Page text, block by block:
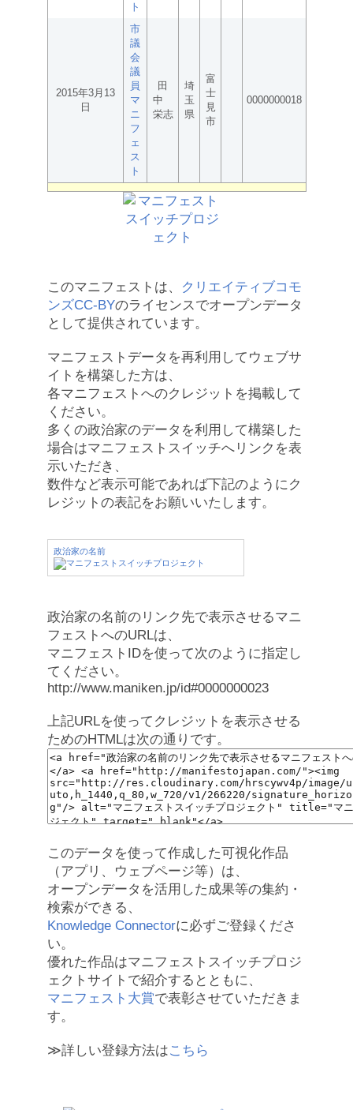
ト
2015年3月13
日
市
議
会
議
員
マ
ニ
フ
ェ
ス
ト
田
中
栄志
埼
玉
県
富
士
見
市
0000000018
このマニフェストは、
クリエイティブコモ
ンズCC-BYのライセンスでオープンデータ
として提供されています。
マニフェストデータを再利用してウェブサ
イトを構築した方は、
各マニフェストへのクレジットを掲載して
ください。
多くの政治家のデータを利用して構築した
場合はマニフェストスイッチへリンクを表
示いただき、
数件など表示可能であれば下記のようにク
レジットの表記をお願いいたします。
政治家の名前
政治家の名前のリンク先で表示させるマニ
フェストへのURLは、
マニフェストIDを使って次のように指定し
てください。
http://www.maniken.jp/id#0000000023
上記URLを使ってクレジットを表示させる
ためのHTMLは次の通りです。
このデータを使って作成した可視化作品
（アプリ、ウェブページ等）は、
オープンデータを活用した成果等の集約・
検索ができる、
Knowledge Connectorに必ずご登録くださ
い。
優れた作品はマニフェストスイッチプロジ
ェクトサイトで紹介するとともに、
マニフェスト大賞で表彰させていただきま
す。
≫詳しい登録方法はこちら